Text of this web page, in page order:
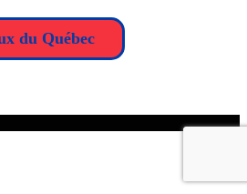
du Québec